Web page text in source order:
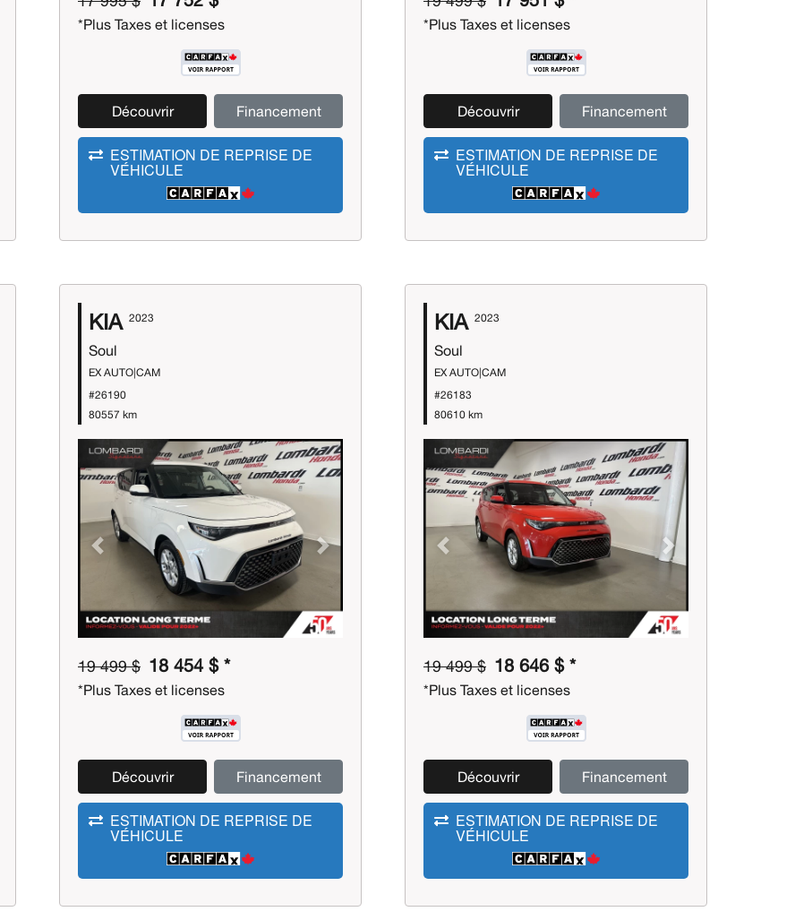
*Plus Taxes et licenses
Découvrir Financement
ESTIMATION DE REPRISE DE
VÉHICULE
*Plus Taxes et licenses
Découvrir Financement
ESTIMATION DE REPRISE DE
VÉHICULE
KIA 2023
Soul
EX AUTO|CAM
#26190
80557 km
Previous Next
19 499 $ 18 454 $ *
*Plus Taxes et licenses
Découvrir Financement
ESTIMATION DE REPRISE DE
VÉHICULE
KIA 2023
Soul
EX AUTO|CAM
#26183
80610 km
Previous Next
19 499 $ 18 646 $ *
*Plus Taxes et licenses
Découvrir Financement
ESTIMATION DE REPRISE DE
VÉHICULE